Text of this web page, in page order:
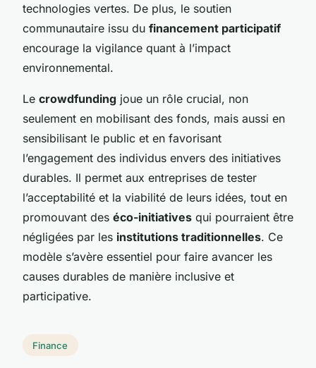
technologies vertes. De plus, le soutien
communautaire issu du financement participatif
encourage la vigilance quant à l’impact
environnemental.
Le crowdfunding joue un rôle crucial, non
seulement en mobilisant des fonds, mais aussi en
sensibilisant le public et en favorisant
l’engagement des individus envers des initiatives
durables. Il permet aux entreprises de tester
l’acceptabilité et la viabilité de leurs idées, tout en
promouvant des éco-initiatives qui pourraient être
négligées par les institutions traditionnelles. Ce
modèle s’avère essentiel pour faire avancer les
causes durables de manière inclusive et
participative.
Finance